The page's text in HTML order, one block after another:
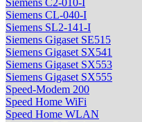
Siemens CL-040-I
Siemens SL2-141-I
Siemens Gigaset SE515
Siemens Gigaset SX541
Siemens Gigaset SX553
Siemens Gigaset SX555
Speed-Modem 200
Speed Home WiFi
Speed Home WLAN